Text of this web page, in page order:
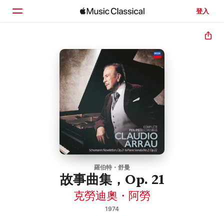
登入
羅伯特・舒曼
故事曲集，Op. 21
克勞迪奧・阿勞
1974